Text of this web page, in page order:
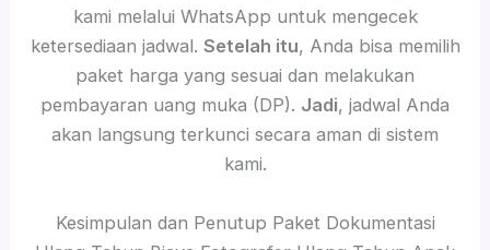
kami melalui WhatsApp untuk mengecek
ketersediaan jadwal. Setelah itu, Anda bisa memilih
paket harga yang sesuai dan melakukan
pembayaran uang muka (DP). Jadi, jadwal Anda
akan langsung terkunci secara aman di sistem
kami.
Kesimpulan dan Penutup Paket Dokumentasi